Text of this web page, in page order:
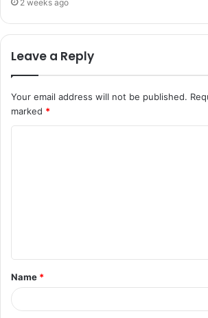
2 weeks ago
Leave a Reply
Your email address will not be published.
marked *
Name *